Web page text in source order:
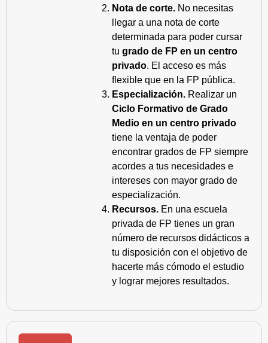
Nota de corte. No necesitas
llegar a una nota de corte
determinada para poder cursar
tu grado de FP en un centro
privado. El acceso es más
flexible que en la FP pública.
Especialización. Realizar un
Ciclo Formativo de Grado
Medio en un centro privado
tiene la ventaja de poder
encontrar grados de FP siempre
acordes a tus necesidades e
intereses con mayor grado de
especialización.
Recursos. En una escuela
privada de FP tienes un gran
número de recursos didácticos a
tu disposición con el objetivo de
hacerte más cómodo el estudio
y lograr mejores resultados.